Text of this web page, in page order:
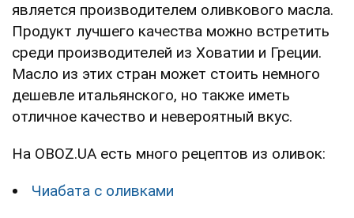
является производителем оливкового масла.
Продукт лучшего качества можно встретить
среди производителей из Ховатии и Греции.
Масло из этих стран может стоить немного
дешевле итальянского, но также иметь
отличное качество и невероятный вкус.
На OBOZ.UA есть много рецептов из оливок:
Чиабата с оливками